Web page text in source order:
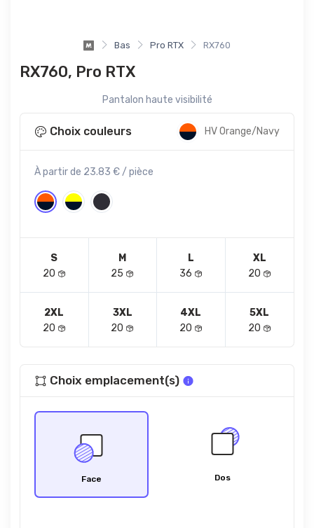
Bas Pro RTX RX760
RX760, Pro RTX
Pantalon haute visibilité
Choix couleurs HV Orange/Navy
À partir de 23.83 € / pièce
S
20
M
25
L
36
XL
20
2XL
20
3XL
20
4XL
20
5XL
20
Choix emplacement(s)
Face Dos